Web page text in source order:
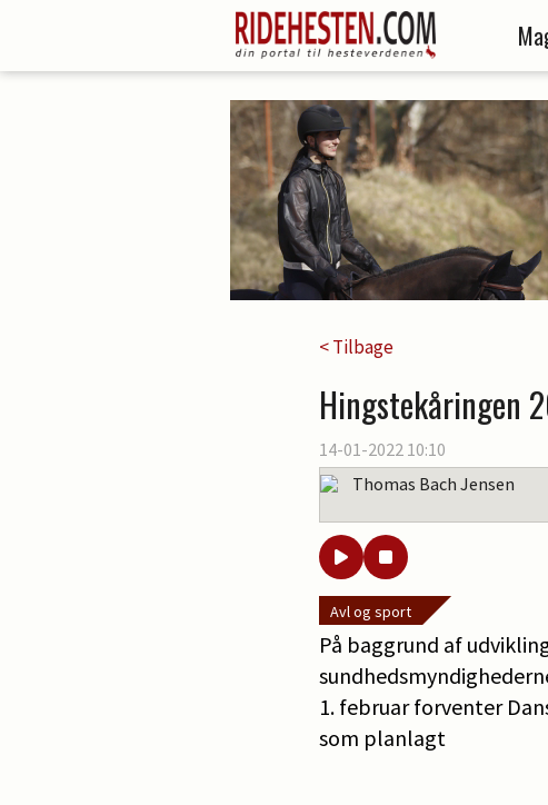
< Tilbage
Hingstekåringen
14-01-2022 10:10
Thomas Bach Jensen
Avl og sport
På baggrund af
1. februar forventer
som planlagt